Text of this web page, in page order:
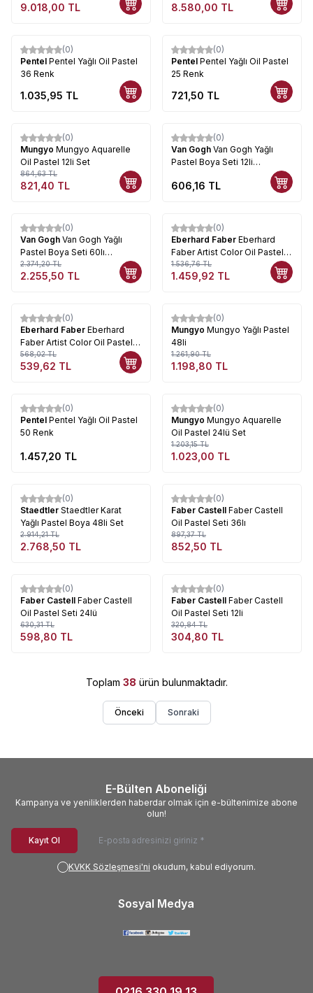
9.018,00 TL 8.580,00 TL
(0)
Pentel Pentel Yağlı Oil Pastel
36 Renk
1.035,95 TL
(0)
Pentel Pentel Yağlı Oil Pastel
25 Renk
721,50 TL
%5
(0)
Mungyo Mungyo Aquarelle
Oil Pastel 12li Set
864,63TL
821,40 TL
(0)
Van Gogh Van Gogh Yağlı
Pastel Boya Seti 12li
606,16 TL
%5
(0)
Van Gogh Van Gogh Yağlı
Pastel Boya Seti 60lı
95860061
2.374,20TL
2.255,50 TL
%5
(0)
Eberhard Faber Eberhard
Faber Artist Color Oil Pastel
Seti 36lı 522036
1.536,76TL
1.459,92 TL
%5
(0)
Eberhard Faber Eberhard
Faber Artist Color Oil Pastel
Seti 12li 522013
568,02TL
539,62 TL
%5
(0)
Mungyo Mungyo Yağlı Pastel
48li
1.261,90TL
1.198,80 TL
(0)
Pentel Pentel Yağlı Oil Pastel
50 Renk
1.457,20 TL
%15
(0)
Mungyo Mungyo Aquarelle
Oil Pastel 24lü Set
1.203,15TL
1.023,00 TL
%5
(0)
Staedtler Staedtler Karat
Yağlı Pastel Boya 48li Set
2.914,21TL
2.768,50 TL
%5
(0)
Faber Castell Faber Castell
Oil Pastel Seti 36lı
897,37TL
852,50 TL
%5
(0)
Faber Castell Faber Castell
Oil Pastel Seti 24lü
630,31TL
598,80 TL
%5
(0)
Faber Castell Faber Castell
Oil Pastel Seti 12li
320,84TL
304,80 TL
Toplam 38 ürün bulunmaktadır.
Önceki Sonraki
E-Bülten Aboneliği
Kampanya ve yeniliklerden haberdar olmak için e-bültenimize abone
olun!
Kayıt Ol
KVKK Sözleşmesi'ni okudum, kabul ediyorum.
Sosyal Medya